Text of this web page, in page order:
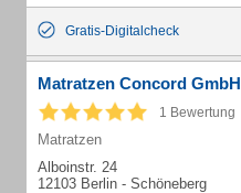
Gratis-Digitalcheck
Matratzen Concord GmbH
1 Bewertung
Matratzen
Alboinstr. 24
12103 Berlin - Schöneberg